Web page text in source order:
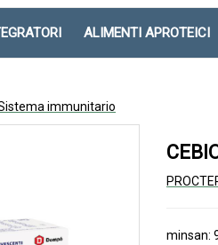
ALIMENTI APROTEICI
immunitario
minsan: